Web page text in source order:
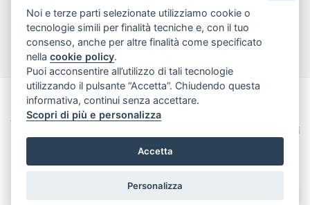
NASCITE E BATTESIMI
MATRIMONI
Made with byInfoser.it- Realizzazione Siti ecommerce per Fioristi
2026
Termini e Condizioni
Noi e terze parti selezionate utilizziamo cookie o
tecnologie simili per finalità tecniche e, con il tuo
consenso, anche per altre finalità come specificato
nellacookie policy.
Puoi acconsentire all’utilizzo di tali tecnologie
utilizzando il pulsante “Accetta”. Chiudendo questa
informativa, continui senza accettare.
Scopri di più e personalizza
Accetta
Personalizza